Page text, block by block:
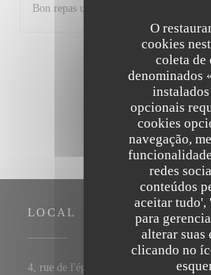
O
cookies
coleta de
denominados
opcionais
cookies
navegação,
redes
conteúdos
aceitar tudo',
para
alterar suas
clicando no
Bon repas un midi.Service efficace
1
LOCAL
4, rue de l'église 92200 Neuilly-sur-